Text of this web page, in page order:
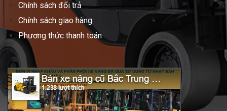
Chính sách đổi trả
Chính sách giao hàng
Phương thức thanh toán